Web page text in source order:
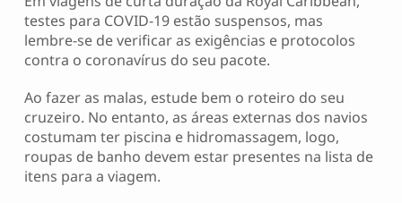
testes para COVID-19 estão suspensos, mas
lembre-se de verificar as exigências e protocolos
contra o coronavírus do seu pacote.
Ao fazer as malas, estude bem o roteiro do seu
cruzeiro. No entanto, as áreas externas dos navios
costumam ter piscina e hidromassagem, logo,
roupas de banho devem estar presentes na lista de
itens para a viagem.